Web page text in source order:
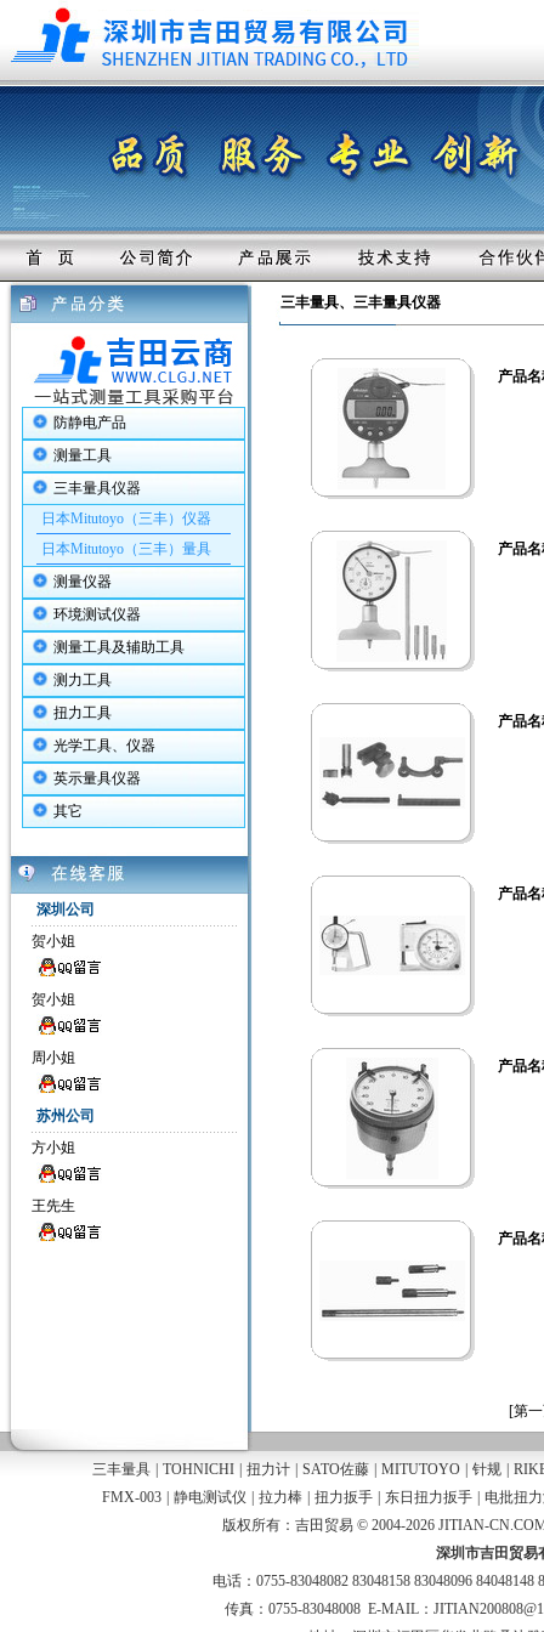
防静电产品
测量工具
三丰量具仪器
日本Mitutoyo（三丰）仪器
日本Mitutoyo（三丰）量具
测量仪器
环境测试仪器
测量工具及辅助工具
测力工具
扭力工具
光学工具、仪器
英示量具仪器
其它
深圳公司
贺小姐
贺小姐
周小姐
苏州公司
方小姐
王先生
三丰量具、三丰量具仪器
产品
产品
产品
产品
产品
产品
[第
三丰量具 TOHNICHI 扭力计 SATO佐藤 MITUTOYO 针规
FMX-003
静电测试仪 拉力棒 扭力扳手 东日扭力扳手
电批扭
版权所有：吉田贸易 © 2004-2026 JITIAN-
深圳市吉田贸易
电话：0755-83048082 83048158 83048096 84048148
传真：0755-83048008 E-MAIL：